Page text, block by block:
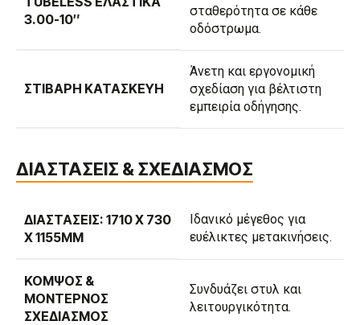
3.00-10″
σταθερότητα σε κάθε
οδόστρωμα.
ΣΤΙΒΑΡΉ ΚΑΤΑΣΚΕΥΉ
Άνετη και εργονομική
σχεδίαση για βέλτιστη
εμπειρία οδήγησης.
ΔΙΑΣΤΑΣΕΙΣ & ΣΧΕΔΙΑΣΜΟΣ
ΔΙΑΣΤΆΣΕΙΣ: 1710 X 730
X 1155MM
Ιδανικό μέγεθος για
ευέλικτες μετακινήσεις.
ΚΟΜΨΌΣ &
ΜΟΝΤΈΡΝΟΣ
ΣΧΕΔΙΑΣΜΌΣ
Συνδυάζει στυλ και
λειτουργικότητα.